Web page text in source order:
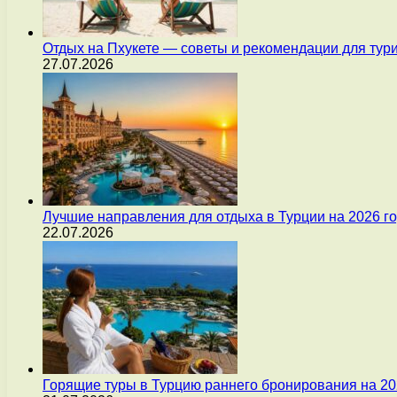
Отдых на Пхукете — советы и рекомендации для
27.07.2026
Лучшие направления для отдыха в Турции на 2026
22.07.2026
Горящие туры в Турцию раннего бронирования на